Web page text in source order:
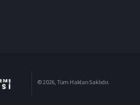
© 2026, Tüm Hakları Saklıdır.